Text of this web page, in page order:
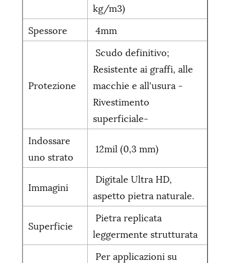
kg/m3)
Spessore
4mm
Protezione
Scudo definitivo;
Resistente ai graffi, alle
macchie e all'usura -
Rivestimento
superficiale-
Indossare
uno strato
12mil (0,3 mm)
Immagini
Digitale Ultra HD,
aspetto pietra naturale.
Superficie
Pietra replicata
leggermente strutturata
Per applicazioni su